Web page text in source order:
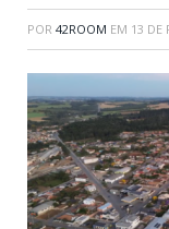
POR 42ROOM EM 13 DE